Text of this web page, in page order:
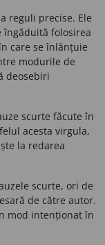
reguli precise. Ele
îngăduită folosirea
care se înlănțuie
modurile de
deosebiri
scurte făcute în
acesta virgula,
la redarea
scurte, ori de
de către autor.
mod intenționat în